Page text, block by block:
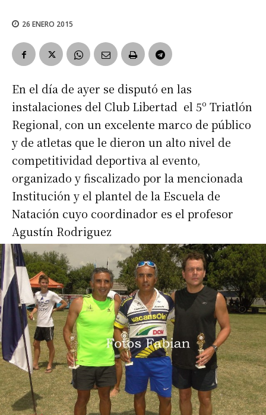
26 ENERO 2015
En el día de ayer se disputó en las
instalaciones del Club Libertad el 5º Triatlón
Regional, con un excelente marco de público
y de atletas que le dieron un alto nivel de
competitividad deportiva al evento,
organizado y fiscalizado por la mencionada
Institución y el plantel de la Escuela de
Natación cuyo coordinador es el profesor
Agustín Rodriguez